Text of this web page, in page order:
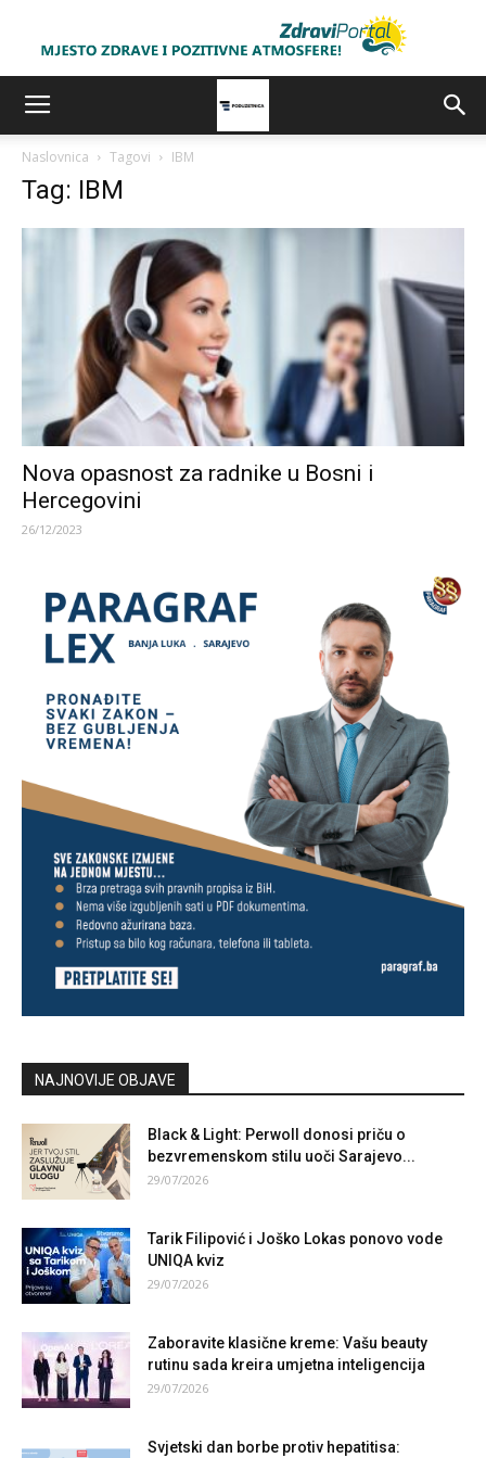
Naslovnica Tagovi IBM
Tag: IBM
Nova opasnost za radnike u Bosni i
Hercegovini
26/12/2023
NAJNOVIJE OBJAVE
Black & Light: Perwoll donosi priču o
bezvremenskom stilu uoči Sarajevo...
29/07/2026
Tarik Filipović i Joško Lokas ponovo vode
UNIQA kviz
29/07/2026
Zaboravite klasične kreme: Vašu beauty
rutinu sada kreira umjetna inteligencija
29/07/2026
Svjetski dan borbe protiv hepatitisa: